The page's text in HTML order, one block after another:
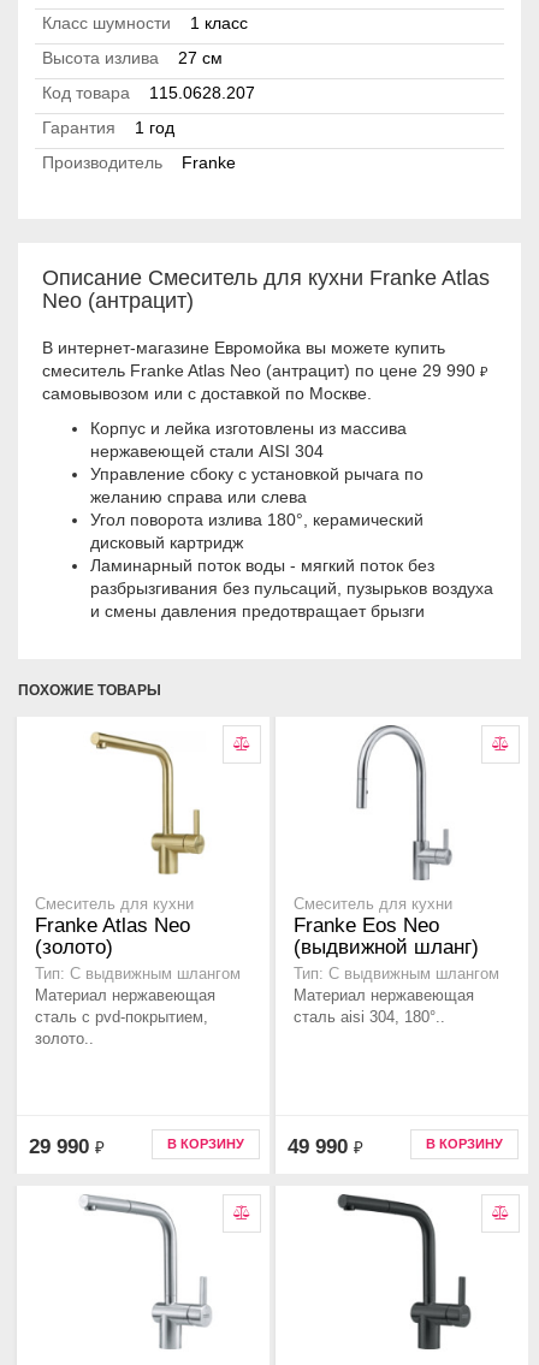
Класс шумности
1 класс
Высота излива
27 см
Код товара
115.0628.207
Гарантия
1 год
Производитель
Franke
Описание Смеситель для кухни Franke Atlas
Neo (антрацит)
В интернет-магазине Евромойка вы можете купить
смеситель Franke Atlas Neo (антрацит) по цене 29 990 ₽
самовывозом или с доставкой по Москве.
Корпус и лейка изготовлены из массива
нержавеющей стали AISI 304
Управление сбоку с установкой рычага по
желанию справа или слева
Угол поворота излива 180°, керамический
дисковый картридж
Ламинарный поток воды - мягкий поток без
разбрызгивания без пульсаций, пузырьков воздуха
и смены давления предотвращает брызги
ПОХОЖИЕ ТОВАРЫ
Смеситель для кухни
Franke Atlas Neo
(золото)
Тип: С выдвижным шлангом
Материал нержавеющая
сталь с pvd-покрытием,
золото..
29 990 ₽ В КОРЗИНУ
Смеситель для кухни
Franke Eos Neo
(выдвижной шланг)
Тип: С выдвижным шлангом
Материал нержавеющая
сталь aisi 304, 180°..
49 990 ₽ В КОРЗИНУ